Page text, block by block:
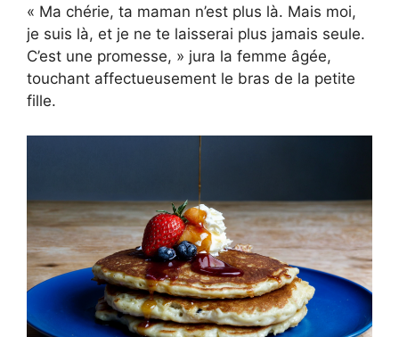
« Ma chérie, ta maman n’est plus là. Mais moi,
je suis là, et je ne te laisserai plus jamais seule.
C’est une promesse, » jura la femme âgée,
touchant affectueusement le bras de la petite
fille.